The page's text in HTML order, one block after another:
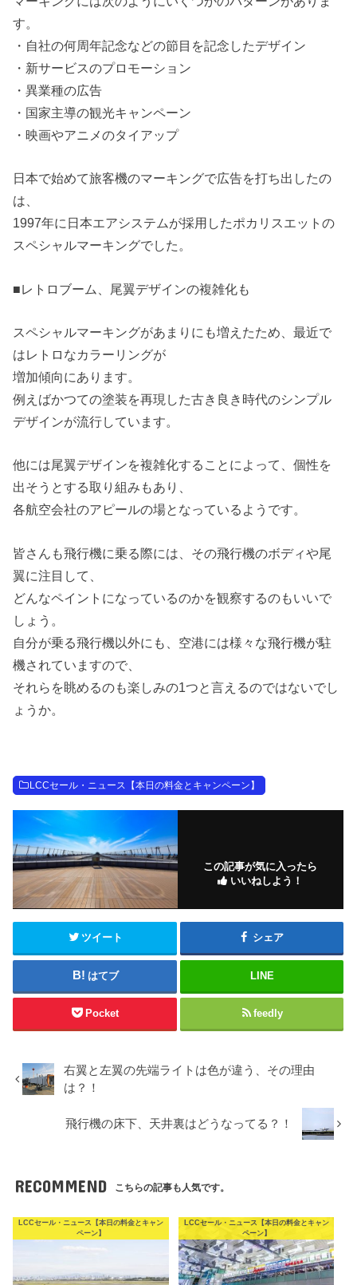
す。
・自社の何周年記念などの節目を記念したデザイン
・新サービスのプロモーション
・異業種の広告
・国家主導の観光キャンペーン
・映画やアニメのタイアップ
日本で始めて旅客機のマーキングで広告を打ち出したの
は、
1997年に日本エアシステムが採用したポカリスエットの
スペシャルマーキングでした。
■レトロブーム、尾翼デザインの複雑化も
スペシャルマーキングがあまりにも増えたため、最近で
はレトロなカラーリングが
増加傾向にあります。
例えばかつての塗装を再現した古き良き時代のシンプル
デザインが流行しています。
他には尾翼デザインを複雑化することによって、個性を
出そうとする取り組みもあり、
各航空会社のアピールの場となっているようです。
皆さんも飛行機に乗る際には、その飛行機のボディや尾
翼に注目して、
どんなペイントになっているのかを観察するのもいいで
しょう。
自分が乗る飛行機以外にも、空港には様々な飛行機が駐
機されていますので、
それらを眺めるのも楽しみの1つと言えるのではないでし
ょうか。
LCCセール・ニュース【本日の料金とキャンペーン】
この記事が気に入ったら
いいねしよう！
ツイート シェア
はてブ LINE
Pocket feedly
右翼と左翼の先端ライトは色が違う、その理由
は？！
飛行機の床下、天井裏はどうなってる？！
RECOMMEND こちらの記事も人気です。
LCCセール・ニュース【本日の料金とキャン
ペーン】
LCCセール・ニュース【本日の料金とキャン
ペーン】